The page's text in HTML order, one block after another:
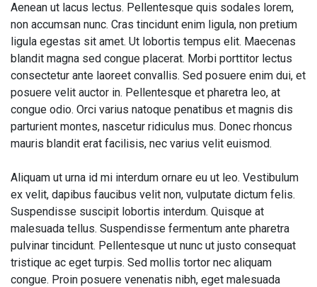
Aenean ut lacus lectus. Pellentesque quis sodales lorem,
non accumsan nunc. Cras tincidunt enim ligula, non pretium
ligula egestas sit amet. Ut lobortis tempus elit. Maecenas
blandit magna sed congue placerat. Morbi porttitor lectus
consectetur ante laoreet convallis. Sed posuere enim dui, et
posuere velit auctor in. Pellentesque et pharetra leo, at
congue odio. Orci varius natoque penatibus et magnis dis
parturient montes, nascetur ridiculus mus. Donec rhoncus
mauris blandit erat facilisis, nec varius velit euismod.
Aliquam ut urna id mi interdum ornare eu ut leo. Vestibulum
ex velit, dapibus faucibus velit non, vulputate dictum felis.
Suspendisse suscipit lobortis interdum. Quisque at
malesuada tellus. Suspendisse fermentum ante pharetra
pulvinar tincidunt. Pellentesque ut nunc ut justo consequat
tristique ac eget turpis. Sed mollis tortor nec aliquam
congue. Proin posuere venenatis nibh, eget malesuada